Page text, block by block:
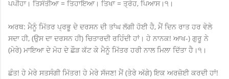
ਪਪੀਹਾ। ਤਿਸੰਤੀਆ = ਤਿਹਾਇਆ। ਤਿਖਾ = ਤ੍ਰੇਹ, ਪਿਆਸ।੧।
ਅਰਥ: ਮੈਨੂੰ ਮਿੱਤਰ ਪ੍ਰਭੂ ਦੇ ਦਰਸਨ ਦੀ ਤਾਂਘ ਲੱਗੀ ਹੋਈ ਹੈ, ਮੈਂ ਦਿਨ ਰਾਤ ਹਰ ਵੇਲੇ
ਸਦਾ ਹੀ, (ਉਸ ਦਾ ਦਰਸਨ ਹੀ) ਚਿਤਾਰਦੀ ਰਹਿੰਦੀ ਹਾਂ। ਹੇ ਨਾਨਕ! ਆਖ-) ਗੁਰੂ ਨੇ
(ਮੇਰੇ) ਮਾਇਆ ਦੇ ਮੋਹ ਦੇ ਛੌੜ ਕੱਟ ਕੇ ਮੈਨੂੰ ਮਿੱਤਰ ਹਰੀ ਨਾਲ ਮਿਲਾ ਦਿੱਤਾ ਹੈ।੧।
ਛੰਤ! ਹੇ ਮੇਰੇ ਸਤਸੰਗੀ ਮਿੱਤਰ! ਹੇ ਮੇਰੇ ਸੱਜਣ! ਮੈਂ (ਤੇਰੇ ਅੱਗੇ) ਇਕ ਅਰਜ਼ੋਈ ਕਰਦੀ ਹਾਂ!